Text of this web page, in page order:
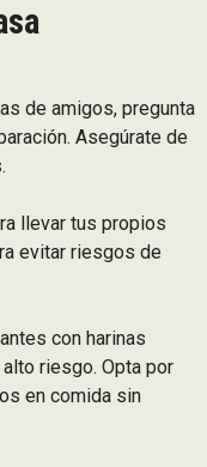
de amigos, pregunta
Asegúrate de
llevar tus propios
evitar riesgos de
con harinas
riesgo. Opta por
en comida sin